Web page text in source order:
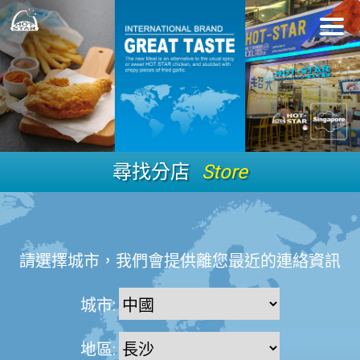
尋找分店 Store
請選擇城市，我們會提供離您最近的連絡資訊
城市:
地區: